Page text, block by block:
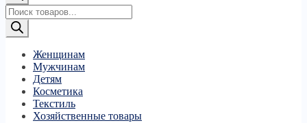
Поиск
товаров
Женщинам
Мужчинам
Детям
Косметика
Текстиль
Хозяйственные товары